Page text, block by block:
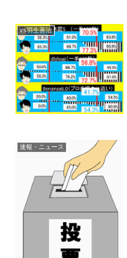
vs羽生善治
速報・ニュース